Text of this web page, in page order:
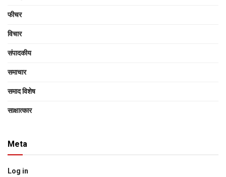
फीचर
विचार
संपादकीय
समाचार
समाद विशेष
साक्षात्‍कार
Meta
Log in